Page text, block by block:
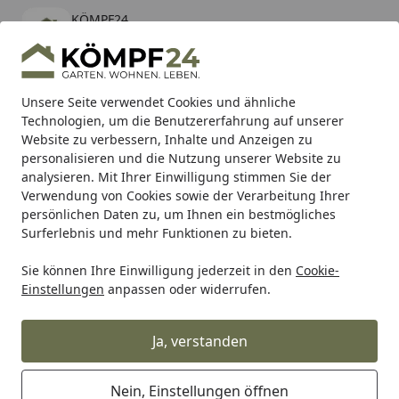
Unsere Seite verwendet Cookies und ähnliche
Technologien, um die Benutzererfahrung auf unserer
Website zu verbessern, Inhalte und Anzeigen zu
personalisieren und die Nutzung unserer Website zu
analysieren. Mit Ihrer Einwilligung stimmen Sie der
Verwendung von Cookies sowie der Verarbeitung Ihrer
persönlichen Daten zu, um Ihnen ein bestmögliches
Surferlebnis und mehr Funktionen zu bieten.
Sie können Ihre Einwilligung jederzeit in den Cookie-
Einstellungen anpassen oder widerrufen.
Ja, verstanden
Nein, Einstellungen öffnen
KÖMPF24
kostenlos - Im App Store
Hotline
Alle Produkte
Mein Konto
Suchen
Karibu Pools inkl. gratis Sandfilteranlage & Pool-
Starterset (Gesamtwert bis 468,99€)
Startseite
Auto & Zweirad Motorradzubehör & Werkzeuge
Supersprox Stahl-Kettenrad 530 43Z